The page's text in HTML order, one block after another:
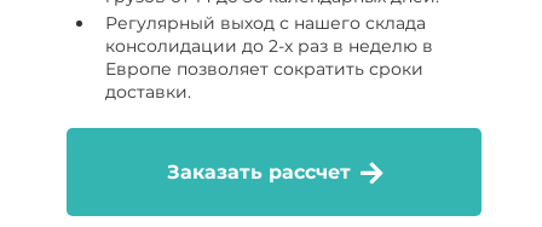
Регулярный выход с нашего склада
консолидации до 2-х раз в неделю в
Европе позволяет сократить сроки
доставки.
Заказать рассчет